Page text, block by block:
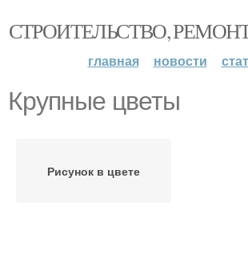
СТРОИТЕЛЬСТВО,
главная новости
Крупные цветы
Рисунок в цвете